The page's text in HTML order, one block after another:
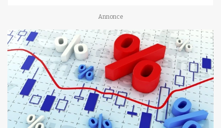
Annonce